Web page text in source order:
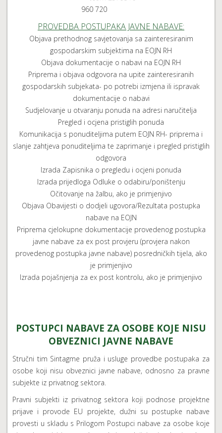
PROVEDBA POSTUPAKA JAVNE NABAVE:
Objava prethodnog savjetovanja sa zainteresiranim
gospodarskim subjektima na EOJN RH
Objava dokumentacije o nabavi na EOJN RH
Priprema i objava odgovora na upite zainteresiranih
gospodarskih subjekata- po potrebi izmjena ili ispravak
dokumentacije o nabavi
Sudjelovanje u otvaranju ponuda na adresi naručitelja
Pregled i ocjena pristiglih ponuda
Komunikacija s ponuditeljima putem EOJN RH- priprema i
slanje zahtjeva ponuditeljima te zaprimanje i pregled pristiglih
odgovora
Izrada Zapisnika o pregledu i ocjeni ponuda
Izrada prijedloga Odluke o odabiru/poništenju
Očitovanje na žalbu, ako je primjenjivo
Objava Obavijesti o dodjeli ugovora/Rezultata postupka
nabave na EOJN
Priprema cjelokupne dokumentacije provedenog postupka
javne nabave za ex post provjeru (provjera nakon
provedenog postupka javne nabave) posredničkih tijela, ako
je primjenjivo
Izrada pojašnjenja za ex post kontrolu, ako je primjenjivo
POSTUPCI NABAVE ZA OSOBE KOJE NISU
OBVEZNICI JAVNE NABAVE
Stručni tim Sintagme pruža i usluge provedbe postupaka za
osobe koji nisu obveznici javne nabave, odnosno za pravne
subjekte iz privatnog sektora.
Pravni subjekti iz privatnog sektora koji podnose projektne
prijave i provode EU projekte, dužni su postupke nabave
provesti u skladu s Prilogom Postupci nabave za osobe koje